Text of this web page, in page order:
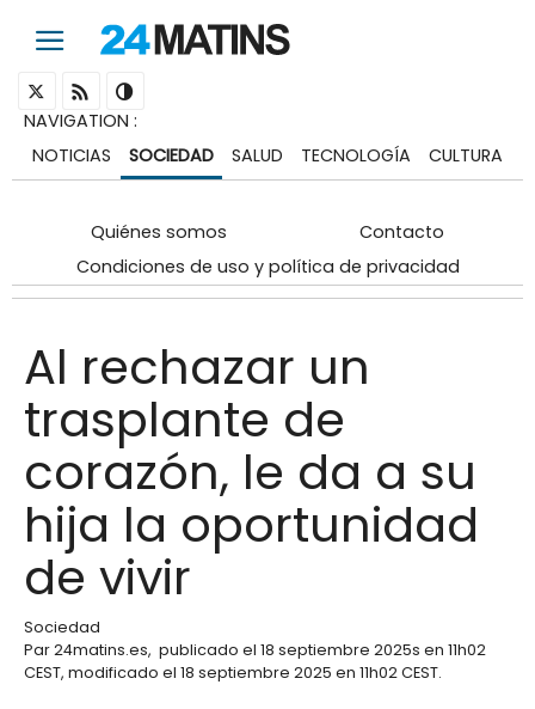
NAVIGATION :
NOTICIAS
SOCIEDAD SALUD TECNOLOGÍA CULTURA
Quiénes somos
Contacto
Condiciones de uso y política de privacidad
Al rechazar un
trasplante de
corazón, le da a su
hija la oportunidad
de vivir
Sociedad
Par24matins.es, publicado el 18 septiembre 2025s en 11h02
CEST, modificado el 18 septiembre 2025 en 11h02 CEST.